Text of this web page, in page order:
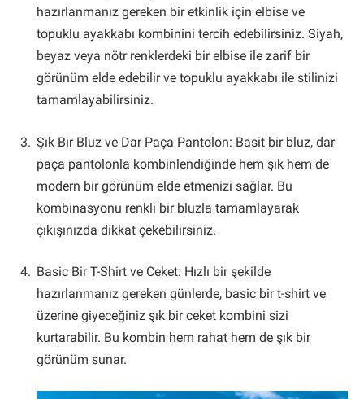
hazırlanmanız gereken bir etkinlik için elbise ve
topuklu ayakkabı kombinini tercih edebilirsiniz. Siyah,
beyaz veya nötr renklerdeki bir elbise ile zarif bir
görünüm elde edebilir ve topuklu ayakkabı ile stilinizi
tamamlayabilirsiniz.
Şık Bir Bluz ve Dar Paça Pantolon: Basit bir bluz, dar
paça pantolonla kombinlendiğinde hem şık hem de
modern bir görünüm elde etmenizi sağlar. Bu
kombinasyonu renkli bir bluzla tamamlayarak
çıkışınızda dikkat çekebilirsiniz.
Basic Bir T-Shirt ve Ceket: Hızlı bir şekilde
hazırlanmanız gereken günlerde, basic bir t-shirt ve
üzerine giyeceğiniz şık bir ceket kombini sizi
kurtarabilir. Bu kombin hem rahat hem de şık bir
görünüm sunar.